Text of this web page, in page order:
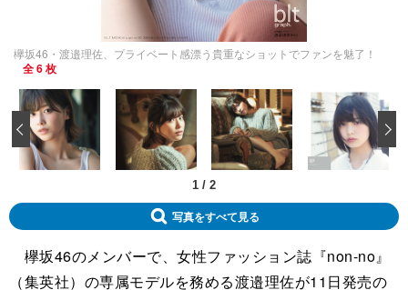
欅坂46・渡邉理佐、プライベート感漂う貴重なショットでファンを魅了！
全 6 枚
1 / 2
‹
写真をすべて見る
欅坂46のメンバーで、女性ファッション誌『non-no』
（集英社）の専属モデルを務める渡邉理佐が11日発売の